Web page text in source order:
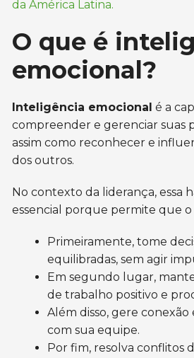
da América Latina.
O que é
emocional?
Inteligência emocional é a
compreender e gerenciar suas
assim como reconhecer e
dos outros.
No contexto da liderança, essa
essencial porque permite que
Primeiramente, tome
equilibradas, sem agir
Em segundo lugar,
de trabalho positivo e
Além disso, gere
com sua equipe.
Por fim, resolva conflitos